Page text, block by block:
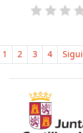
1 2 3 4